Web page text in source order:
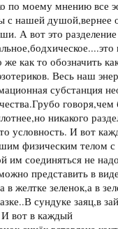
по моему мнению все
с нашей душой,вернее
А вот это разделение
же как то обозначить
Весь наш
субстанция
говоря,чем
никакого
условность. И вот
физическим телом
им соединяться не
представить в
в желтке зеленок,а в
сундуке заяц,в
И вот в каждый